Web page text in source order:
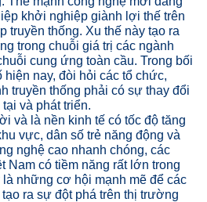
khởi nghiệp giành lợi thế trên
truyền thống. Xu thế này tạo ra
trong chuỗi giá trị các ngành
cung ứng toàn cầu. Trong bối
hiện nay, đòi hỏi các tổ chức,
truyền thống phải có sự thay đổi
và phát triển.
và là nền kinh tế có tốc độ tăng
vực, dân số trẻ năng động và
nghệ cao nhanh chóng, các
Nam có tiềm năng rất lớn trong
những cơ hội mạnh mẽ để các
ra sự đột phá trên thị trường